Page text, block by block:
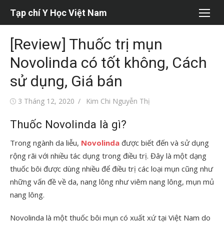
dung
Tạp chí Y Học Việt Nam
[Review] Thuốc trị mụn
Novolinda có tốt không, Cách
sử dụng, Giá bán
Đăng3 Tháng 12, 2020
Tác
Kim Chi Nguyễn Thị
Thuốc Novolinda là gì?
Trong ngành da liễu, Novolinda được biết đến và sử dụng
rộng rãi với nhiều tác dụng trong điều trị. Đây là một dạng
thuốc bôi được dùng nhiều để điều trị các loại mụn cũng như
những vấn đề về da, nang lông như viêm nang lông, mụn mủ
nang lông.
Novolinda là một thuốc bôi mụn có xuất xứ tại Việt Nam do